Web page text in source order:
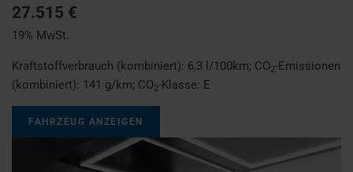
27.515 €
19% MwSt.
Kraftstoffverbrauch (kombiniert): 6,3 l/100km; CO2-Emissionen
(kombiniert): 141 g/km; CO2-Klasse: E
FAHRZEUG ANZEIGEN